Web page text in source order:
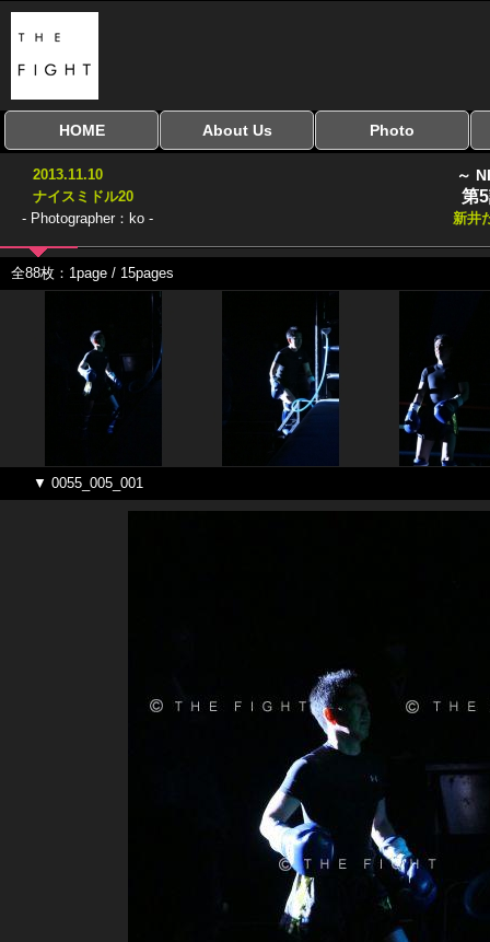
HOME
全興行を表示
ナイスミドル
アマチュアキック
協議会
全日本学生キック
建武館キッズ大会
Bigbang
おやじファイト
About Us Photo
2013.11.10
ナイスミドル20
- Photographer：ko -
～
第
新井
全88枚：1page / 15pages
▼ 0055_005_001